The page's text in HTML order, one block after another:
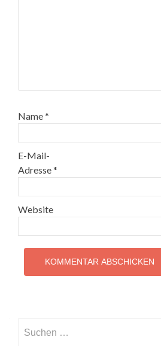
Name*
E-Mail-
Adresse*
Website
nach: